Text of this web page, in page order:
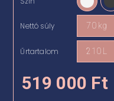
Nettó súly 70 kg
Űrtartalom 210 L
519 000 Ft